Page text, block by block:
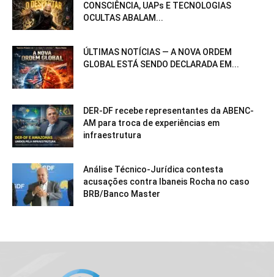
CONSCIÊNCIA, UAPs E TECNOLOGIAS
OCULTAS ABALAM...
ÚLTIMAS NOTÍCIAS — A NOVA ORDEM
GLOBAL ESTÁ SENDO DECLARADA EM...
DER-DF recebe representantes da ABENC-
AM para troca de experiências em
infraestrutura
Análise Técnico-Jurídica contesta
acusações contra Ibaneis Rocha no caso
BRB/Banco Master